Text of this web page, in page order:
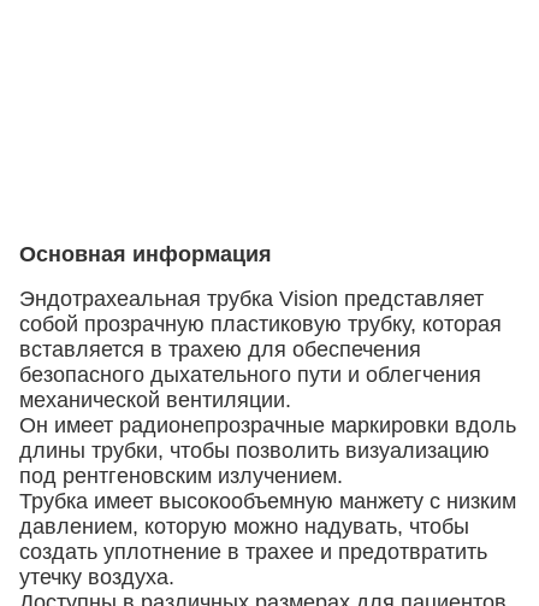
Основная информация
Эндотрахеальная трубка Vision представляет
собой прозрачную пластиковую трубку, которая
вставляется в трахею для обеспечения
безопасного дыхательного пути и облегчения
механической вентиляции.
Он имеет радионепрозрачные маркировки вдоль
длины трубки, чтобы позволить визуализацию
под рентгеновским излучением.
Трубка имеет высокообъемную манжету с низким
давлением, которую можно надувать, чтобы
создать уплотнение в трахее и предотвратить
утечку воздуха.